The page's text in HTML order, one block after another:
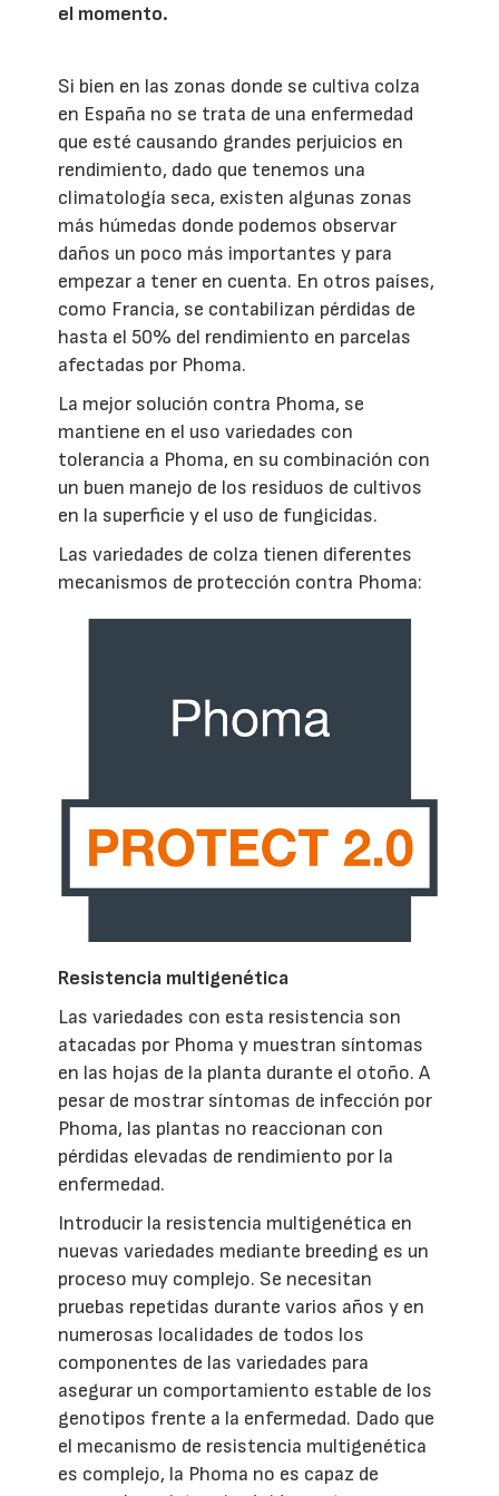
el momento.
Si bien en las zonas donde se cultiva colza
en España no se trata de una enfermedad
que esté causando grandes perjuicios en
rendimiento, dado que tenemos una
climatología seca, existen algunas zonas
más húmedas donde podemos observar
daños un poco más importantes y para
empezar a tener en cuenta. En otros países,
como Francia, se contabilizan pérdidas de
hasta el 50% del rendimiento en parcelas
afectadas por Phoma.
La mejor solución contra Phoma, se
mantiene en el uso variedades con
tolerancia a Phoma, en su combinación con
un buen manejo de los residuos de cultivos
en la superficie y el uso de fungicidas.
Las variedades de colza tienen diferentes
mecanismos de protección contra Phoma:
Resistencia multigenética
Las variedades con esta resistencia son
atacadas por Phoma y muestran síntomas
en las hojas de la planta durante el otoño. A
pesar de mostrar síntomas de infección por
Phoma, las plantas no reaccionan con
pérdidas elevadas de rendimiento por la
enfermedad.
Introducir la resistencia multigenética en
nuevas variedades mediante breeding es un
proceso muy complejo. Se necesitan
pruebas repetidas durante varios años y en
numerosas localidades de todos los
componentes de las variedades para
asegurar un comportamiento estable de los
genotipos frente a la enfermedad. Dado que
el mecanismo de resistencia multigenética
es complejo, la Phoma no es capaz de